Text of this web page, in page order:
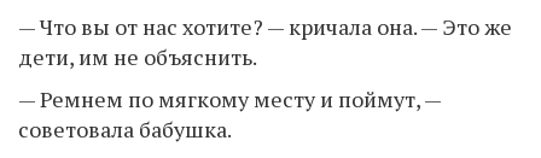
— Что вы от нас хотите? — кричала она. — Это же
дети, им не объяснить.
— Ремнем по мягкому месту и поймут, —
советовала бабушка.